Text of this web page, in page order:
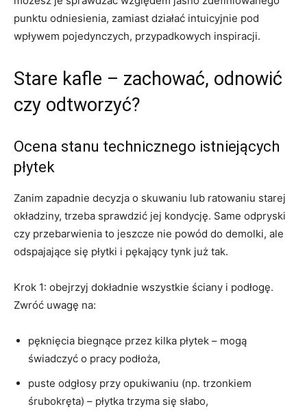
punktu odniesienia, zamiast działać intuicyjnie pod
wpływem pojedynczych, przypadkowych inspiracji.
Stare kafle – zachować, odnowić
czy odtworzyć?
Ocena stanu technicznego istniejących
płytek
Zanim zapadnie decyzja o skuwaniu lub ratowaniu starej
okładziny, trzeba sprawdzić jej kondycję. Same odpryski
czy przebarwienia to jeszcze nie powód do demolki, ale
odspajające się płytki i pękający tynk już tak.
Krok 1: obejrzyj dokładnie wszystkie ściany i podłogę.
Zwróć uwagę na:
pęknięcia biegnące przez kilka płytek – mogą
świadczyć o pracy podłoża,
puste odgłosy przy opukiwaniu (np. trzonkiem
śrubokręta) – płytka trzyma się słabo,